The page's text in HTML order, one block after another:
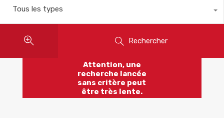
Tous les types
Rechercher
Attention, une
recherche lancée
sans critère peut
être très lente.